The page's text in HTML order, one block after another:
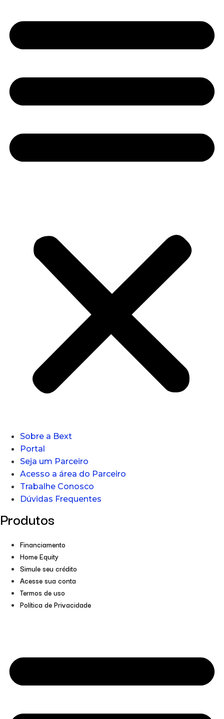
Sobre a Bext
Portal
Seja um Parceiro
Acesso a área do Parceiro
Trabalhe Conosco
Dúvidas Frequentes
Produtos
Financiamento
Home Equity
Simule seu crédito
Acesse sua conta
Termos de uso
Política de Privacidade